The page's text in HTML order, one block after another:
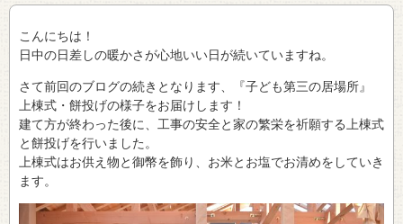
こんにちは！
日中の日差しの暖かさが心地いい日が続いていますね。
さて前回のブログの続きとなります、『子ども第三の居場所』
上棟式・餅投げの様子をお届けします！
建て方が終わった後に、工事の安全と家の繁栄を祈願する上棟式
と餅投げを行いました。
上棟式はお供え物と御幣を飾り、お米とお塩でお清めをしていき
ます。